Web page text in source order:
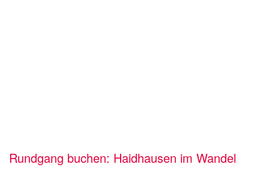
Rundgang buchen: Haidhausen im Wandel